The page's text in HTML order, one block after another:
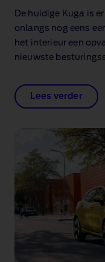
De huidige Kuga is
onlangs nog eens
het interieur een
nieuwste
Lees verder